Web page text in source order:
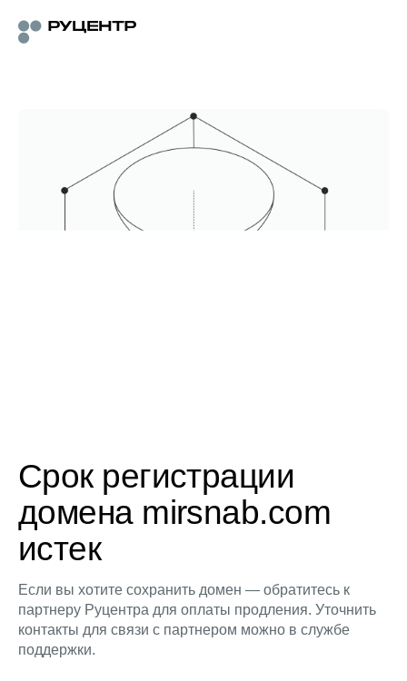
Срок регистрации
домена mirsnab.com
истек
Если вы хотите сохранить домен — обратитесь к
партнеру Руцентра для оплаты продления. Уточнить
контакты для связи с партнером можно в службе
поддержки.